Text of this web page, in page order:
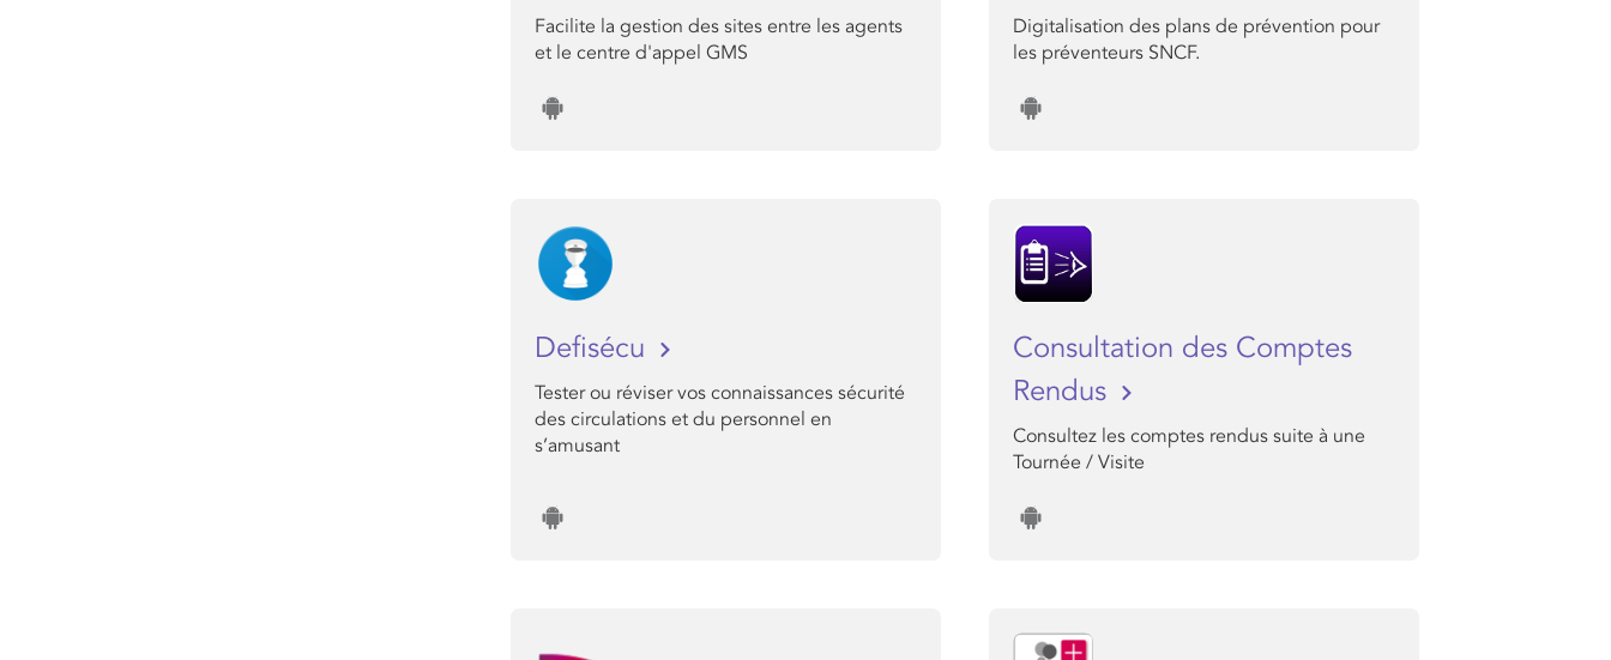
Facilite la gestion des sites entre les agents
et le centre d'appel GMS
Digitalisation des plans de prévention pour
les préventeurs SNCF.
Defisécu
Tester ou réviser vos connaissances sécurité
des circulations et du personnel en
s’amusant
Consultation des Comptes
Rendus
Consultez les comptes rendus suite à une
Tournée / Visite